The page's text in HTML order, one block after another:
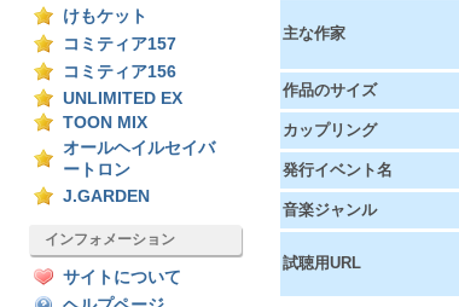
けもケット
コミティア157
コミティア156
UNLIMITED EX
TOON MIX
オールヘイルセイバ
ートロン
J.GARDEN
インフォメーション
サイトについて
主な作家
作品のサイズ
カップリング
発行イベント名
音楽ジャンル
試聴用URL